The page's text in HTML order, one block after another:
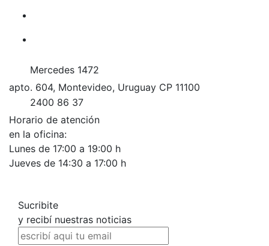
Mercedes 1472
apto. 604, Montevideo, Uruguay CP 11100
2400 86 37
Horario de atención
en la oficina:
Lunes de 17:00 a 19:00 h
Jueves de 14:30 a 17:00 h
Sucribite
y recibí nuestras noticias